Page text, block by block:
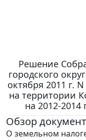
Решение
городского
октября 2011 г.
на территории
на 2012-2014
Обзор
О земельном